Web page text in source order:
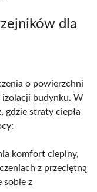
dla
o powierzchni
izolacji budynku. W
gdzie straty ciepła
komfort cieplny,
z przeciętną
sobie z